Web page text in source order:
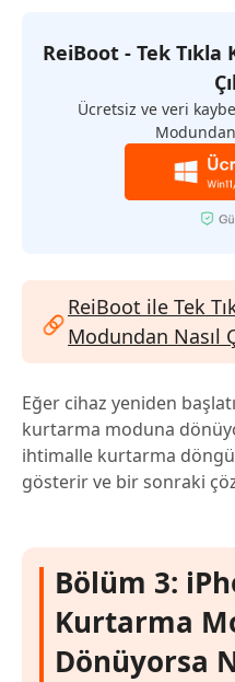
ReiBoot - Tek
Ücretsiz ve veri
Modundan
ReiBoot ile Tek
Modundan Nasıl
Eğer cihaz yeniden
kurtarma moduna
ihtimalle kurtarma
gösterir ve bir sonraki
Bölüm 3:
Kurtarma
Dönüyorsa